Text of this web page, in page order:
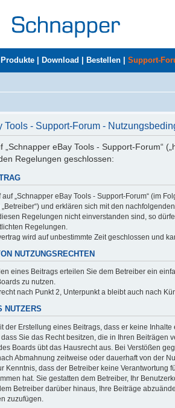
Produkte Download Bestellen Support-
Tools - Support-Forum -
„Schnapper eBay Tools - Support-Forum“
Regelungen geschlossen:
auf „Schnapper eBay Tools - Support-Forum“ (im
und erklären sich mit den
Regelungen nicht einverstanden sind, so
Regelungen.
wird auf unbestimmte Zeit geschlossen und
NUTZUNGSRECHTEN
eines Beitrags erteilen Sie dem Betreiber ein
zu nutzen.
nach Punkt 2, Unterpunkt a bleibt auch nach
NUTZERS
der Erstellung eines Beitrags, dass er keine
Sie das Recht besitzen, die in Ihren Beiträgen
Boards übt das Hausrecht aus. Bei Verstößen
Abmahnung zeitweise oder dauerhaft von der
Kenntnis, dass der Betreiber keine Verantwortung
hat. Sie gestatten dem Betreiber, Ihr
Betreiber darüber hinaus, Ihre Beiträge
zuzufügen.